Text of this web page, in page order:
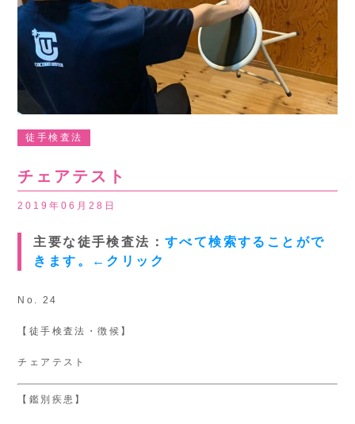
徒手検査法
チェアテスト
2019年06月28日
主要な徒手検査法：すべて検索することがで
きます。←クリック
No. 24
【徒手検査法・徴候】
チェアテスト
【鑑別疾患】